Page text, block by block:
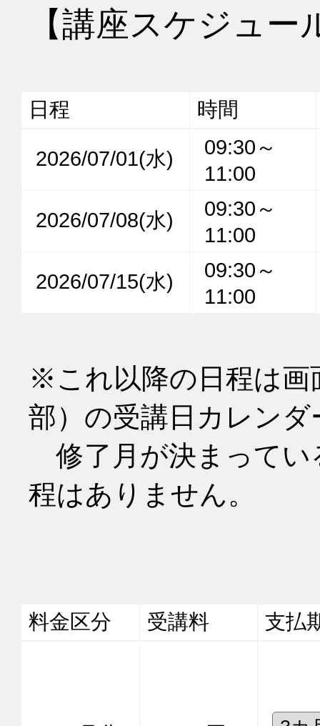
【講座スケジュー
日程 時間
2026/07/01(水)
09:30～
11:00
2026/07/08(水)
09:30～
11:00
2026/07/15(水)
09:30～
11:00
※これ以降の日程は画
部）の受講日カレン
修了月が決まってい
程はありません。
料金区分 受講料 支払